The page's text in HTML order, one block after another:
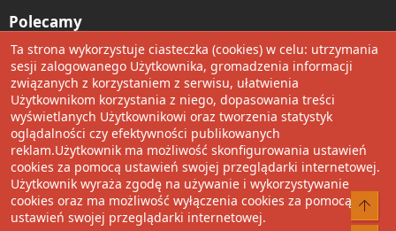
Polecamy
Wolnościowe cytaty
Udostępnij
Facebook
TwitterRedditPinterest
TumblrWhatsApp
Umieść Link
Community platform by XenForo® © 2010-2022 XenForo Ltd.
Ta strona wykorzystuje ciasteczka (cookies) w celu: utrzymania
sesji zalogowanego Użytkownika, gromadzenia informacji
związanych z korzystaniem z serwisu, ułatwienia
Użytkownikom korzystania z niego, dopasowania treści
wyświetlanych Użytkownikowi oraz tworzenia statystyk
oglądalności czy efektywności publikowanych
reklam.Użytkownik ma możliwość skonfigurowania ustawień
cookies za pomocą ustawień swojej przeglądarki internetowej.
Użytkownik wyraża zgodę na używanie i wykorzystywanie
cookies oraz ma możliwość wyłączenia cookies za pomocą
ustawień swojej przeglądarki internetowej.